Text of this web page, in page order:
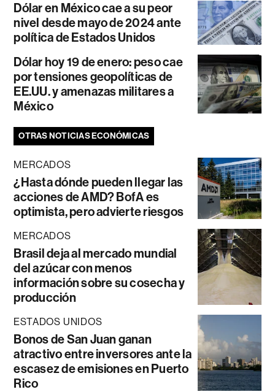
Dólar en México cae a su peor
nivel desde mayo de 2024 ante
política de Estados Unidos
Dólar hoy 19 de enero: peso cae
por tensiones geopolíticas de
EE.UU. y amenazas militares a
México
OTRAS NOTICIAS ECONÓMICAS
MERCADOS
¿Hasta dónde pueden llegar las
acciones de AMD? BofA es
optimista, pero advierte riesgos
MERCADOS
Brasil deja al mercado mundial
del azúcar con menos
información sobre su cosecha y
producción
ESTADOS UNIDOS
Bonos de San Juan ganan
atractivo entre inversores ante la
escasez de emisiones en Puerto
Rico